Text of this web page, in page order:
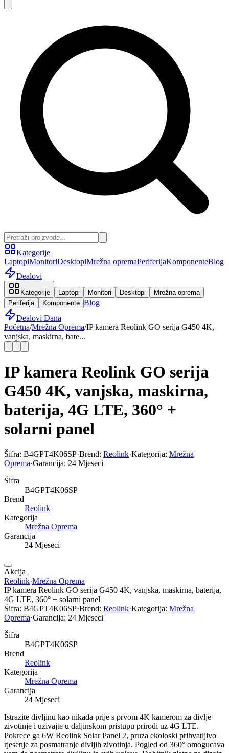
Kategorije
LaptopiMonitoriDesktopiMrežna opremaPeriferijaKomponenteBlog
Dealovi
Kategorije Laptopi Monitori Desktopi
Mrežna oprema
Periferija
Komponente Blog
Dealovi Dana
Početna/Mrežna Oprema/IP kamera Reolink GO serija G450 4K,
vanjska, maskirna, bate...
IP kamera Reolink GO serija
G450 4K, vanjska, maskirna,
baterija, 4G LTE, 360° +
solarni panel
Šifra: B4GPT4K06SP·Brend: Reolink·Kategorija: Mrežna
Oprema·Garancija: 24 Mjeseci
Šifra
B4GPT4K06SP
Brend
Reolink
Kategorija
Mrežna Oprema
Garancija
24 Mjeseci
Akcija
Reolink·Mrežna Oprema
IP kamera Reolink GO serija G450 4K, vanjska, maskirna, baterija,
4G LTE, 360° + solarni panel
Šifra: B4GPT4K06SP·Brend: Reolink·Kategorija: Mrežna
Oprema·Garancija: 24 Mjeseci
Šifra
B4GPT4K06SP
Brend
Reolink
Kategorija
Mrežna Oprema
Garancija
24 Mjeseci
Istrazite divljinu kao nikada prije s prvom 4K kamerom za divlje
zivotinje i uzivajte u daljinskom pristupu prirodi uz 4G LTE.
Pokrece ga 6W Reolink Solar Panel 2, pruza ekoloski prihvatljivo
rjesenje za posmatranje divljih zivotinja. Pogled od 360° omogucava